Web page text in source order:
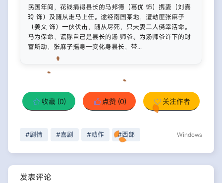
民国年间，花钱捐得县长的马邦德（葛优 饰）携妻（刘嘉
玲 饰）及随从走马上任。途经南国某地，遭劫匪张麻子
（姜文 饰）一伙伏击，随从尽死，只夫妻二人侥幸活命。
马为保命，谎称自己是县长的汤 师爷。为汤师爷许下的财
富所动，张麻子摇身一变化身县长，带...
收藏 (0) 点赞 (0) 关注作者
#剧情 #喜剧 #动作 #西部 Windows
发表评论